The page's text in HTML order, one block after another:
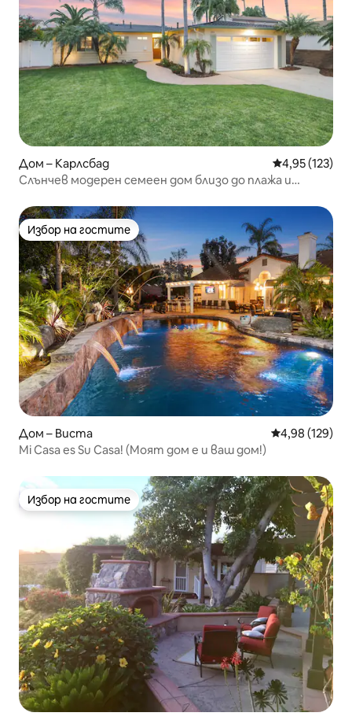
Дом – Карлсбад Средна
4,95 (123)
Слънчев модерен семеен дом близо до плажа и
Избор на гостите
Избор на гостите
Дом – Виста Средна
4,98 (129)
Mi Casa es Su Casa! (Моят дом е и ваш дом!)
Избор на гостите
Избор на гостите